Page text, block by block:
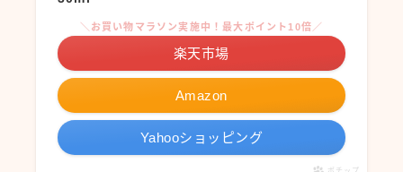
Amazon
＼お買い物マラソン実施中！最大ポイント10倍／
楽天市場
Yahooショッピング